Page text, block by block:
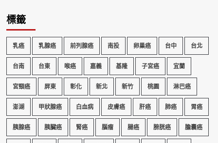
標籤
乳癌 乳腺癌 前列腺癌 南投 卵巢癌 台中 台北
台南 台東 喉癌 嘉義 基隆 子宮癌 宜蘭
宮頸癌 屏東 彰化 新北 新竹 桃園 淋巴癌
澎湖 甲狀腺癌 白血病 皮膚癌 肝癌 肺癌 胃癌
胰腺癌 胰臟癌 腎癌 腦瘤 腸癌 膀胱癌 膽囊癌